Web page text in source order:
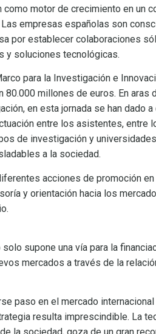
motor de crecimiento en un
empresas españolas son
por establecer colaboraciones
y soluciones tecnológicas.
para la Investigación e
millones de euros. En aras
en esta jornada se han dado a
entre los asistentes, entre
de investigación y
a la sociedad.
acciones de promoción
y orientación hacia los
supone una vía para la
mercados a través de la
paso en el mercado internacional
resulta imprescindible. La